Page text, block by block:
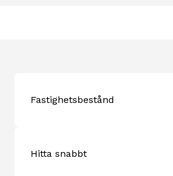
Fastighetsbestånd
Hitta snabbt